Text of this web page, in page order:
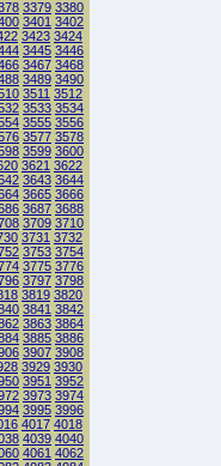
3379 3380
3401 3402
3423 3424
3445 3446
3467 3468
3489 3490
3511 3512
3533 3534
3555 3556
3577 3578
3599 3600
3621 3622
3643 3644
3665 3666
3687 3688
3709 3710
3731 3732
3753 3754
3775 3776
3797 3798
3819 3820
3841 3842
3863 3864
3885 3886
3907 3908
3929 3930
3951 3952
3973 3974
3995 3996
4017 4018
4039 4040
4061 4062